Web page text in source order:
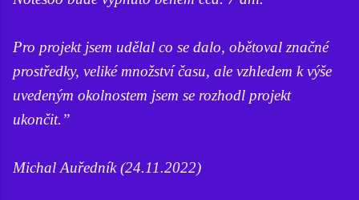
Pro projekt jsem udělal co se dalo, obětoval značné
prostředky, veliké množství času, ale vzhledem k výše
uvedeným okolnostem jsem se rozhodl projekt
ukončit.”
Michal Auředník (24.11.2022)